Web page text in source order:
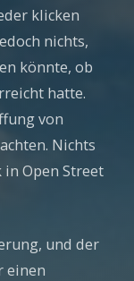
klicken
nichts,
könnte, ob
hatte.
von
Nichts
Open Street
und der
einen